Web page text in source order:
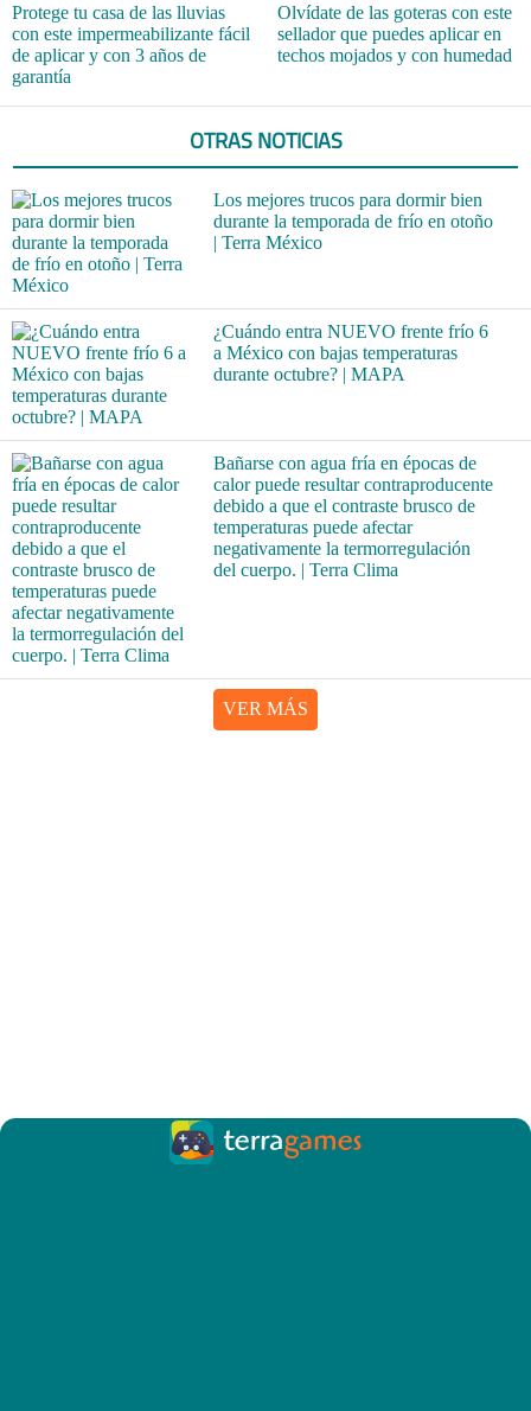
Protege tu casa de las lluvias
con este impermeabilizante fácil
de aplicar y con 3 años de
garantía
Olvídate de las goteras con este
sellador que puedes aplicar en
techos mojados y con humedad
OTRAS NOTICIAS
Los mejores trucos para dormir bien
durante la temporada de frío en otoño
| Terra México
¿Cuándo entra NUEVO frente frío 6
a México con bajas temperaturas
durante octubre? | MAPA
Bañarse con agua fría en épocas de
calor puede resultar contraproducente
debido a que el contraste brusco de
temperaturas puede afectar
negativamente la termorregulación
del cuerpo. | Terra Clima
VER MÁS